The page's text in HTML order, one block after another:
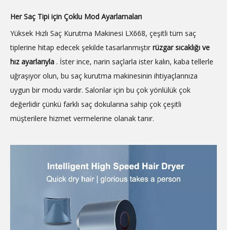
Her Saç Tipi için Çoklu Mod Ayarlamaları
Yüksek Hızlı Saç Kurutma Makinesi LX668, çeşitli tüm saç
tiplerine hitap edecek şekilde tasarlanmıştır rüzgar sıcaklığı ve
hız ayarlarıyla . İster ince, narin saçlarla ister kalın, kaba tellerle
uğraşıyor olun, bu saç kurutma makinesinin ihtiyaçlarınıza
uygun bir modu vardır. Salonlar için bu çok yönlülük çok
değerlidir çünkü farklı saç dokularına sahip çok çeşitli
müşterilere hizmet vermelerine olanak tanır.